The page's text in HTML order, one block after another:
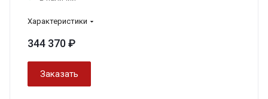
Характеристики
344 370 ₽
Заказать